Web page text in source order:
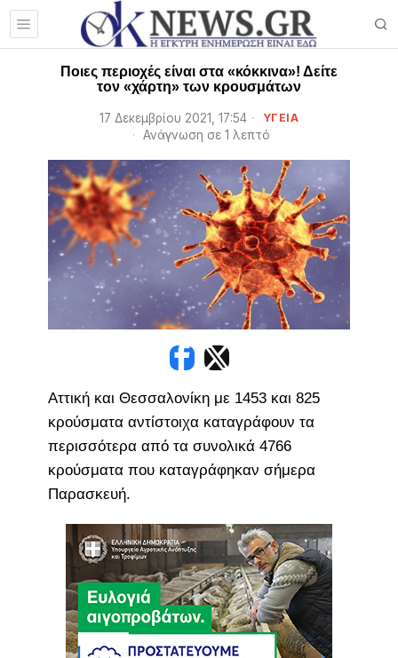
Ποιες περιοχές είναι στα «κόκκινα»! Δείτε
τον «χάρτη» των κρουσμάτων
17 Δεκεμβρίου 2021, 17:54 ΥΓΕΙΑ
Ανάγνωση σε 1 λεπτό
Αττική και Θεσσαλονίκη με 1453 και 825
κρούσματα αντίστοιχα καταγράφουν τα
περισσότερα από τα συνολικά 4766
κρούσματα που καταγράφηκαν σήμερα
Παρασκευή.